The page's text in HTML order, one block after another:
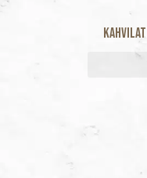
Kahvilat